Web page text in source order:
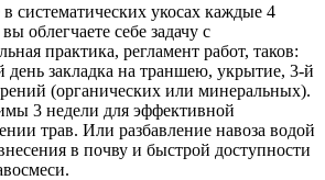
систематических укосах каждые 4
облегчаете себе задачу с
практика, регламент работ, таков:
день закладка на траншею, укрытие, 3-й
(органических или минеральных).
3 недели для эффективной
трав. Или разбавление навоза водой
в почву и быстрой доступности